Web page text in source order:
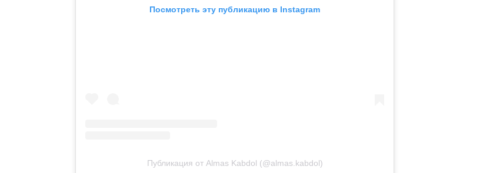
Посмотреть эту публикацию в Instagram
Публикация от Almas Kabdol (@almas.kabdol)